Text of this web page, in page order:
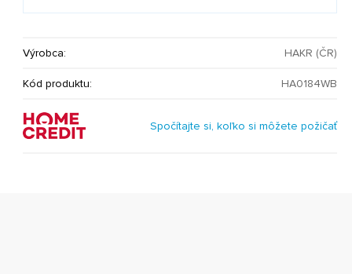
Výrobca: HAKR (ČR)
Kód produktu: HA0184WB
Spočítajte si, koľko si môžete požičať